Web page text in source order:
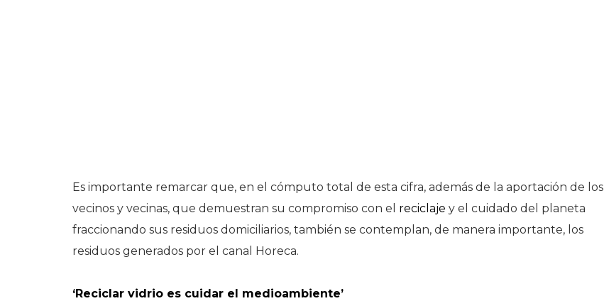
Es importante remarcar que, en el cómputo total de esta cifra, además de la aportación de los
vecinos y vecinas, que demuestran su compromiso con el reciclaje y el cuidado del planeta
fraccionando sus residuos domiciliarios, también se contemplan, de manera importante, los
residuos generados por el canal Horeca.
‘Reciclar vidrio es cuidar el medioambiente’